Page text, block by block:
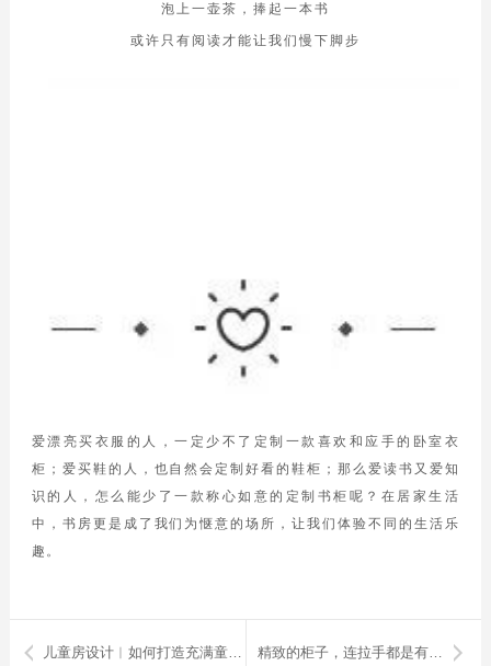
泡上一壶茶，捧起一本书
或许只有阅读才能让我们慢下脚步
爱漂亮买衣服的人，一定少不了定制一款喜欢和应手的卧室衣
柜；爱买鞋的人，也自然会定制好看的鞋柜；那么爱读书又爱知
识的人，怎么能少了一款称心如意的定制书柜呢？在居家生活
中，书房更是成了我们为惬意的场所，让我们体验不同的生活乐
趣。
儿童房设计︱如何打造充满童趣的儿童天地 精致的柜子，连拉手都是有心机的